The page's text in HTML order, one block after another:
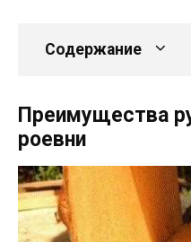
Содержание
Преимущества
роевни